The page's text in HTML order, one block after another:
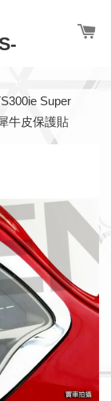
Super
牛皮保護貼